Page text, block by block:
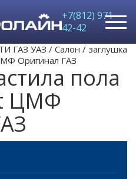
+7(812) 971-
42-42
ГАЗ УАЗ / Салон / заглушка
Оригинал ГАЗ
пола
ЦМФ